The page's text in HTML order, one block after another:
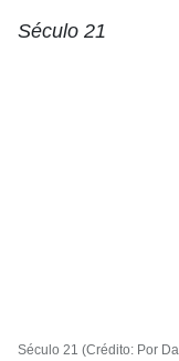
Século 21
Século 21 (Crédito: Por